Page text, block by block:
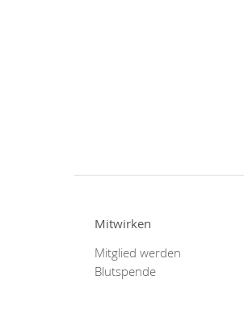
Mitwirken
Mitglied werden
Blutspende